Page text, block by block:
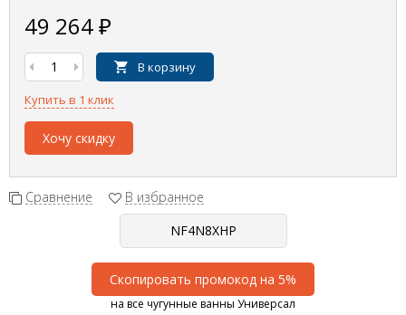
49 264₽
В корзину
Купить в 1 клик
Хочу скидку
Сравнение В избранное
Скопировать промокод на 5%
на все чугунные ванны Универсал